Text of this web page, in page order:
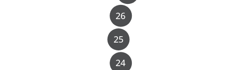
24
25
26